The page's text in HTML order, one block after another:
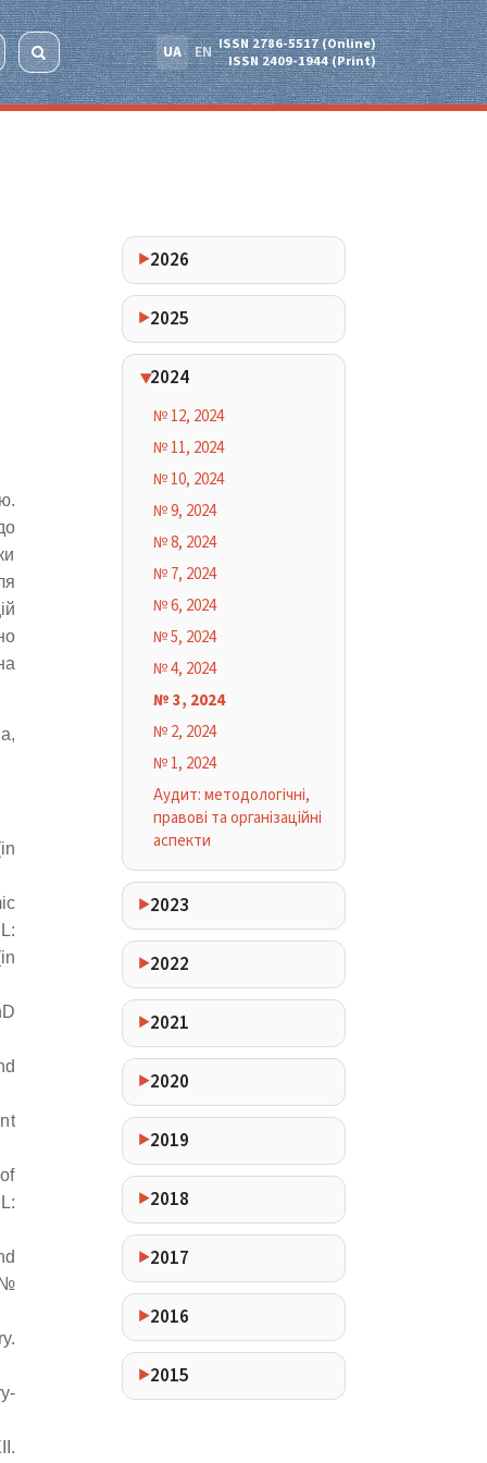
UA EN ISSN 2786-5517 (Online)
ISSN 2409-1944 (Print)
№
2026
2025
2024
№ 12, 2024
№ 11, 2024
№ 10, 2024
№ 9, 2024
№ 8, 2024
№ 7, 2024
№ 6, 2024
№ 5, 2024
№ 4, 2024
№ 3, 2024
№ 2, 2024
№ 1, 2024
Аудит: методологічні,
правові та організаційні
аспекти
2023
2022
2021
2020
2019
2018
2017
2016
2015